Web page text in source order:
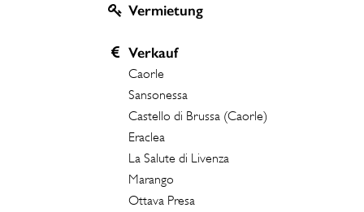
Vermietung
Verkauf
Caorle
Sansonessa
Castello di Brussa (Caorle)
Eraclea
La Salute di Livenza
Marango
Ottava Presa